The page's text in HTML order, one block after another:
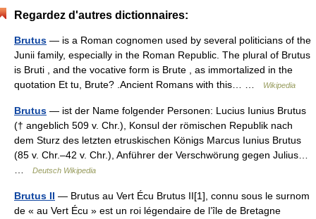
Regardez d'autres dictionnaires:
Brutus — is a Roman cognomen used by several politicians of the
Junii family, especially in the Roman Republic. The plural of Brutus
is Bruti , and the vocative form is Brute , as immortalized in the
quotation Et tu, Brute? .Ancient Romans with this… …
Wikipedia
Brutus — ist der Name folgender Personen: Lucius Iunius Brutus
(† angeblich 509 v. Chr.), Konsul der römischen Republik nach
dem Sturz des letzten etruskischen Königs Marcus Iunius Brutus
(85 v. Chr.–42 v. Chr.), Anführer der Verschwörung gegen Julius…
Deutsch Wikipedia
Brutus II — Brutus au Vert Écu Brutus II[1], connu sous le surnom
de « au Vert Écu » est un roi légendaire de l’île de Bretagne